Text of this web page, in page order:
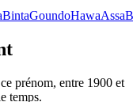
BintaGoundoHawaAssa
prénom, entre 1900 et
temps.